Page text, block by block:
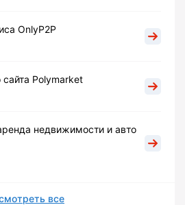
OnlyP2P
Polymarket
недвижимости и авто
все